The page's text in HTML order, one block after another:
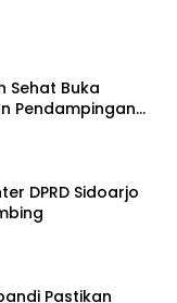
Sehat Buka
Pendampingan
DPRD Sidoarjo
Pastikan